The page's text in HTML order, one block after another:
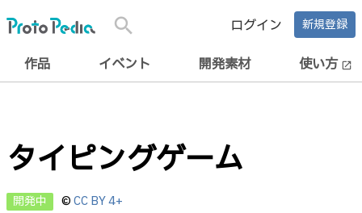
search ログイン 新規登録
作品 イベント 開発素材 使い方 open_in_new
タイピングゲーム
開発中 ©CC BY 4+